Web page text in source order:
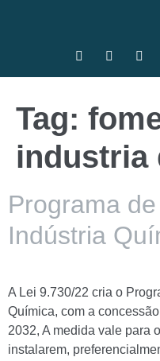
Tag:
industria
Programa
Indústria
A Lei 9.730/22 cria o
Química, com a
2032, A medida vale para
instalarem,